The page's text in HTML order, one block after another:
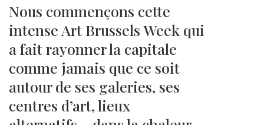
Nous commençons cette
intense Art Brussels Week qui
a fait rayonner la capitale
comme jamais que ce soit
autour de ses galeries, ses
centres d’art, lieux